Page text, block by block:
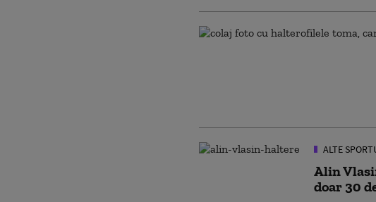
ALTE
Alin
doar 30